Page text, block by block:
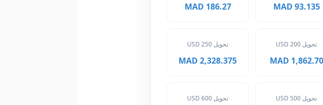
93.135 MAD
186.27 MAD
تحويل 200 USD
1,862.70 MAD
تحويل 250 USD
2,328.375 MAD
تحويل 500 USD تحويل 600 USD